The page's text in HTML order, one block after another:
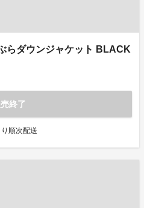
らダウンジャケット BLACK
終了
順次配送